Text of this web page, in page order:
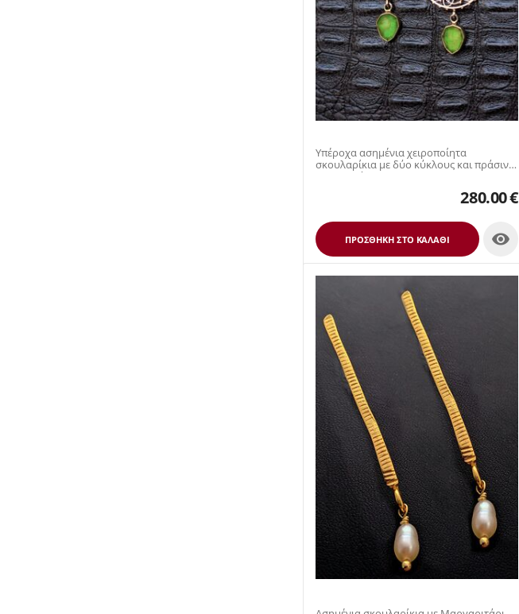
Υπέροχα ασημένια χειροποίητα
σκουλαρίκια με δύο κύκλους και πράσινο
Τουρκουάζ
280.00€
ΠΡΟΣΘΉΚΗ ΣΤΟ ΚΑΛΆΘΙ 